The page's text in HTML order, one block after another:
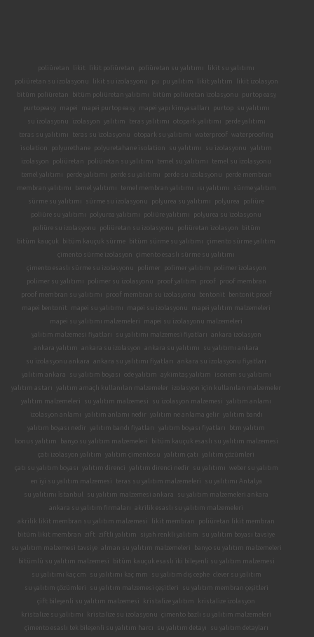
poliüretan likit likit poliüretan poliüretan su yalıtımı
likit su yalıtımı
poliüretan su izolasyonu
likit su izolasyonu pu pu yalıtım likit yalıtım
likit izolasyon
bitüm poliüretan
bitüm poliüretan yalıtımı bitüm poliüretan izolasyonu
purtop easy
purtopeasy
mapei mapei purtop easy mapei yapı kimyasalları purtop
su yalıtımı
su izolasyonu
izolasyon yalıtım teras yalıtımı otopark yalıtımı
perde yalıtımı
teras su yalıtımı
teras su izolasyonu otopark su yalıtımı waterproof
waterproofing
isolation
polyurethane polyuretahane isolation su yalıtımı su izolasyonu
yalıtım
izolasyon
poliüretan poliüretan su yalıtımı temel su yalıtımı
temel su izolasyonu
temel yalıtımı
perde yalıtımı perde su yalıtımı perde su izolasyonu
perde membran
membran yalıtımı
temel yalıtımı temel membran yalıtımı ısı yalıtımı
sürme yalıtım
sürme su yalıtımı
sürme su izolasyonu polyurea su yalıtımı polyurea
poliüre
poliüre su yalıtımı
polyurea yalıtımı poliüre yalıtımı
polyurea su izolasyonu
poliüre su izolasyonu
poliüretan su izolasyonu poliüretan izolasyon
bitüm
bitüm kauçuk
bitüm kauçuk sürme bitüm sürme su yalıtımı çimento sürme yalıtım
çimento sürme izolasyon çimento esaslı sürme su yalıtımı
çimento esaslı sürme su izolasyonu
polimer polimer yalıtım
polimer izolasyon
polimer su yalıtımı
polimer su izolasyonu proof yalıtım proof
proof membran
proof membran su yalıtımı
proof membran su izolasyonu bentonit
bentonit proof
mapei bentonit
mapei su yalıtımı mapei su izolasyonu
mapei yalıtım malzemeleri
mapei su yalıtımı malzemeleri
mapei su izolasyonu malzemeleri
yalıtım malzemesi fiyatları
su yalıtımı malzemesi fiyatları ankara izolasyon
ankara yalıtım ankara su izolasyon ankara su yalıtımı
su yalıtımı ankara
su izolasyonu ankara ankara su yalıtımı fiyatları ankara su izolasyonu fiyatları
yalıtım ankara
su yalıtım boyası ode yalıtım aykimtaş yalıtım
isonem su yalıtımı
yalıtım astarı
yalıtım amaçlı kullanılan malzemeler
izolasyon için kullanılan malzemeler
yalıtım malzemeleri
su yalıtım malzemesi su izolasyon malzemesi
yalıtım anlamı
izolasyon anlamı
yalıtım anlamı nedir yalıtım ne anlama gelir
yalıtım bandı
yalıtım boyası nedir
yalıtım bandı fiyatları yalıtım boyası fiyatları
btm yalıtım
bonus yalıtım
banyo su yalıtım malzemeleri
bitüm kauçuk esaslı su yalıtım malzemesi
çatı izolasyon yalıtım
yalıtım çimentosu yalıtım çatı
yalıtım çözümleri
çatı su yalıtım boyası
yalıtım direnci yalıtım direnci nedir su yalıtımı
weber su yalıtım
en iyi su yalıtım malzemesi
teras su yalıtım malzemeleri
su yalıtımı Antalya
su yalıtımı İstanbul
su yalıtım malzemesi ankara
su yalıtım malzemeleri ankara
ankara su yalıtım firmaları akrilik esaslı su yalıtım malzemeleri
akrilik likit membran su yalıtım malzemesi
likit membran
poliüretan likit membran
bitüm likit membran
zift ziftli yalıtım siyah renkli yalıtım
su yalıtım boyası tavsiye
su yalıtım malzemesi tavsiye alman su yalıtım malzemeleri
banyo su yalıtım malzemeleri
bitümlü su yalıtım malzemesi
bitüm kauçuk esaslı iki bileşenli su yalıtım malzemesi
su yalıtımı kaç cm
su yalıtımı kaç mm su yalıtım dış cephe clever su yalıtım
su yalıtım çözümleri
su yalıtım malzemesi çeşitleri
su yalıtım membran çeşitleri
çift bileşenli su yalıtım malzemesi
kristalize yalıtım
kristalize izolasyon
kristalize su yalıtımı
kristalize su izolasyonu çimento bazlı su yalıtım malzemeleri
çimento esaslı tek bileşenli su yalıtım harcı
su yalıtım detayı su yalıtım detayları